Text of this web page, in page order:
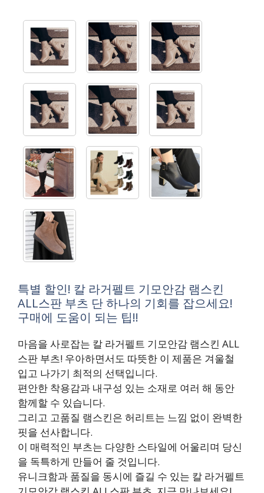
특별 할인! 칼 라거펠트 기모안감 램스킨
ALL스판 부츠 단 하나의 기회를 잡으세요!
구매에 도움이 되는 팁!!
마음을 사로잡는 칼 라거펠트 기모안감 램스킨 ALL
스판 부츠! 우아하면서도 따뜻한 이 제품은 겨울철
입고 나가기 최적의 선택입니다.
편안한 착용감과 내구성 있는 소재로 여러 해 동안
함께할 수 있습니다.
그리고 고품질 램스킨은 허리트는 느낌 없이 완벽한
핏을 선사합니다.
이 매력적인 부츠는 다양한 스타일에 어울리며 당신
을 독특하게 만들어 줄 것입니다.
유니크함과 품질을 동시에 즐길 수 있는 칼 라거펠트